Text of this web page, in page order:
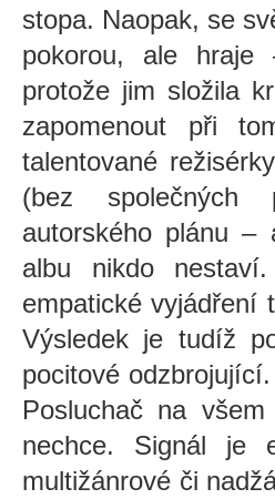
stopa. Naopak, se
pokorou, ale hraje
protože jim složila
zapomenout při
talentované
(bez společných
autorského plánu –
albu nikdo
empatické vyjádření
Výsledek je tudíž
pocitové
Posluchač na
nechce. Signál je
multižánrové či